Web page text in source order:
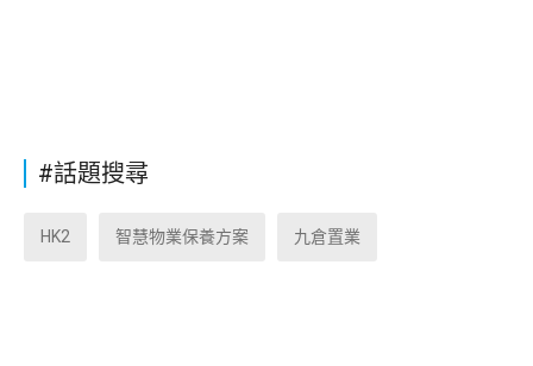
#話題搜尋
HK2 智慧物業保養方案 九倉置業